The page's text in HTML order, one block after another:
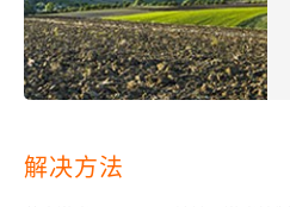
解决方法